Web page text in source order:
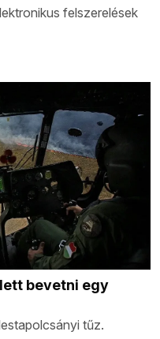
felszerelések
bevetni egy
tűz.